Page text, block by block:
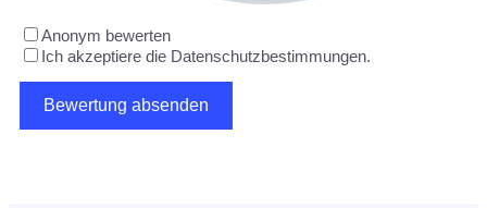
Anonym bewerten
Ich akzeptiere die Datenschutzbestimmungen.